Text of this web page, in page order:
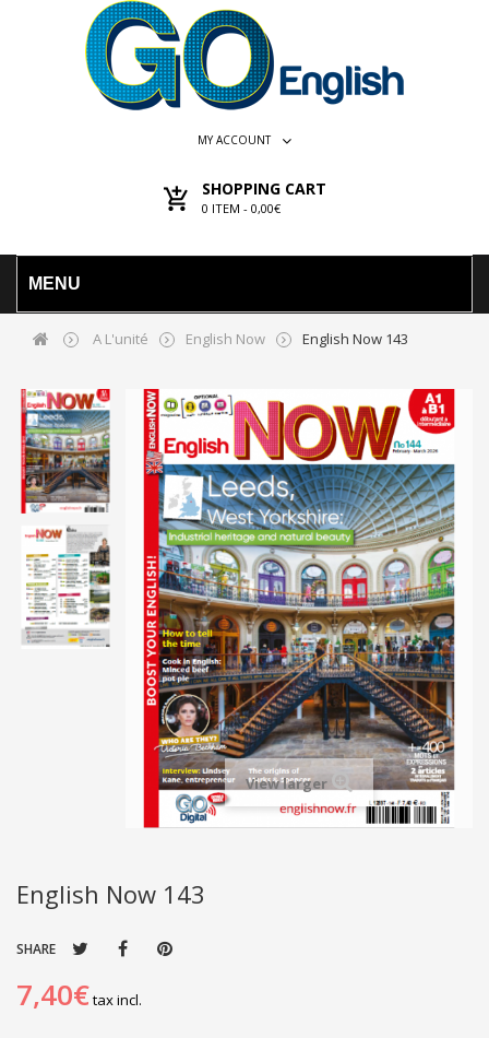
MY ACCOUNT
SHOPPING CART
0 ITEM - 0,00€
MENU
A L'unité English Now English Now 143
View larger
English Now 143
SHARE
7,40€tax incl.